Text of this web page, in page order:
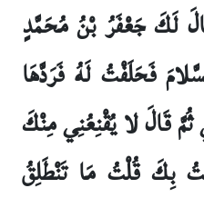
لَكَ جَعْفَرُ بْنُ مُحَمَّدٍ
فَحَلَفْتُ لَهُ فَرَدَّهَا
قَالَ لا يُقْنِعُنِي مِنْكَ
بِكَ قُلْتُ مَا تَنْطَلِقُ